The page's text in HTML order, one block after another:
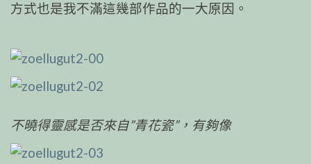
方式也是我不滿這幾部作品的一大原因。
不曉得靈感是否來自”青花瓷”，有夠像